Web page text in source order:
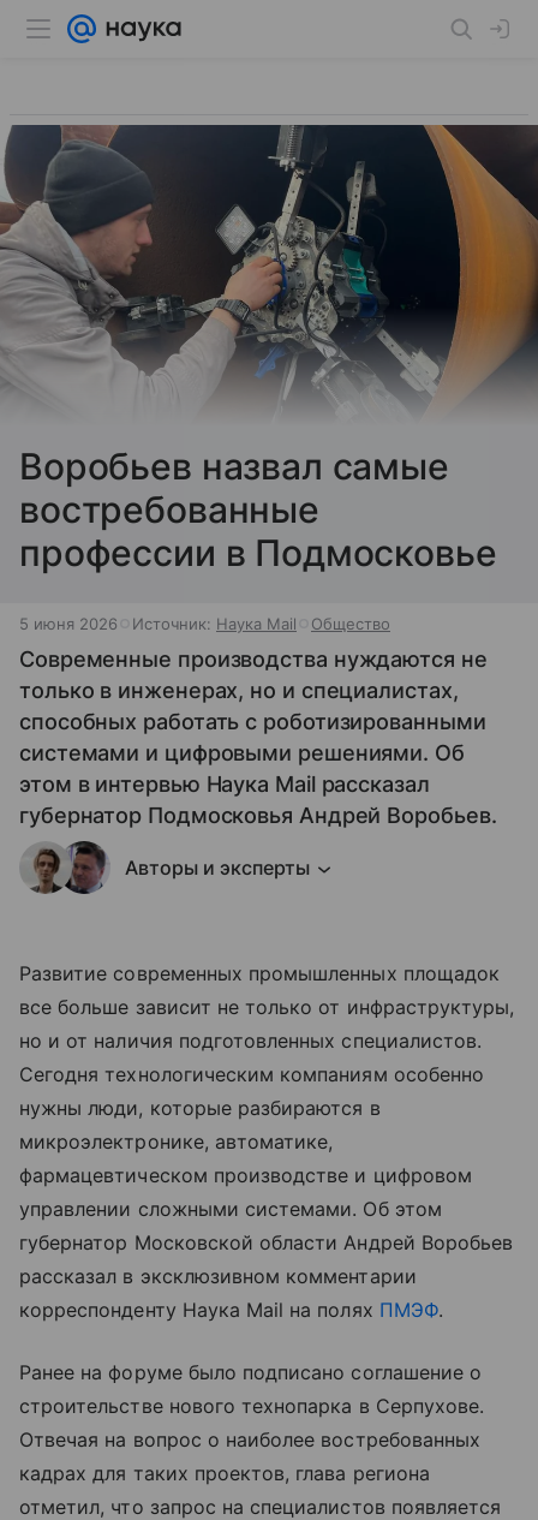
Воробьев назвал самые
востребованные
профессии в Подмосковье
5 июня 2026 Источник: Наука Mail Общество
Современные производства нуждаются не
только в инженерах, но и специалистах,
способных работать с роботизированными
системами и цифровыми решениями. Об
этом в интервью Наука Mail рассказал
губернатор Подмосковья Андрей Воробьев.
Авторы и эксперты
Развитие современных промышленных площадок
все больше зависит не только от инфраструктуры,
но и от наличия подготовленных специалистов.
Сегодня технологическим компаниям особенно
нужны люди, которые разбираются в
микроэлектронике, автоматике,
фармацевтическом производстве и цифровом
управлении сложными системами. Об этом
губернатор Московской области Андрей Воробьев
рассказал в эксклюзивном комментарии
корреспонденту Наука Mail на полях ПМЭФ.
Ранее на форуме было подписано соглашение о
строительстве нового технопарка в Серпухове.
Отвечая на вопрос о наиболее востребованных
кадрах для таких проектов, глава региона
отметил, что запрос на специалистов появляется